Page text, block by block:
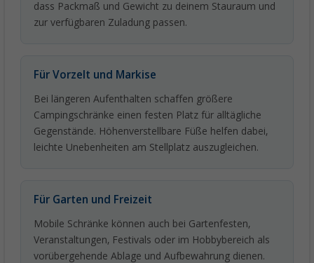
dass Packmaß und Gewicht zu deinem Stauraum und
zur verfügbaren Zuladung passen.
Für Vorzelt und Markise
Bei längeren Aufenthalten schaffen größere
Campingschränke einen festen Platz für alltägliche
Gegenstände. Höhenverstellbare Füße helfen dabei,
leichte Unebenheiten am Stellplatz auszugleichen.
Für Garten und Freizeit
Mobile Schränke können auch bei Gartenfesten,
Veranstaltungen, Festivals oder im Hobbybereich als
vorübergehende Ablage und Aufbewahrung dienen.